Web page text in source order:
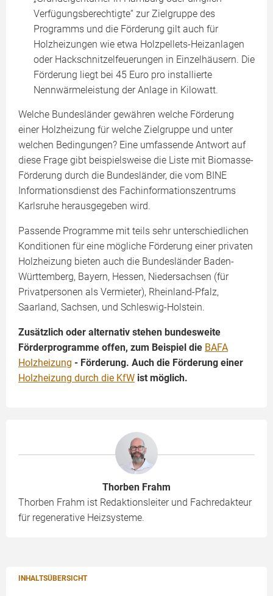
INHALTSÜBERSICHT
Verfügungsberechtigte“ zur Zielgruppe des
Programms und die Förderung gilt auch für
Holzheizungen wie etwa Holzpellets-Heizanlagen
oder Hackschnitzelfeuerungen in Einzelhäusern. Die
Förderung liegt bei 45 Euro pro installierte
Nennwärmeleistung der Anlage in Kilowatt.
Welche Bundesländer gewähren welche Förderung
einer Holzheizung für welche Zielgruppe und unter
welchen Bedingungen? Eine umfassende Antwort auf
diese Frage gibt beispielsweise die Liste mit Biomasse-
Förderung durch die Bundesländer, die vom BINE
Informationsdienst des Fachinformationszentrums
Karlsruhe herausgegeben wird.
Passende Programme mit teils sehr unterschiedlichen
Konditionen für eine mögliche Förderung einer privaten
Holzheizung bieten auch die Bundesländer Baden-
Württemberg, Bayern, Hessen, Niedersachsen (für
Privatpersonen als Vermieter), Rheinland-Pfalz,
Saarland, Sachsen, und Schleswig-Holstein.
Zusätzlich oder alternativ stehen bundesweite
Förderprogramme offen, zum Beispiel die BAFA
Holzheizung - Förderung. Auch die Förderung einer
Holzheizung durch die KfW ist möglich.
Thorben Frahm
Thorben Frahm ist Redaktionsleiter und Fachredakteur
für regenerative Heizsysteme.